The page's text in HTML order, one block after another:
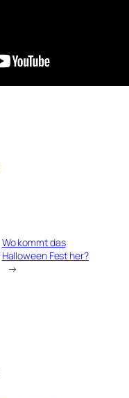
Wo kommt das
Halloween Fest her?
→